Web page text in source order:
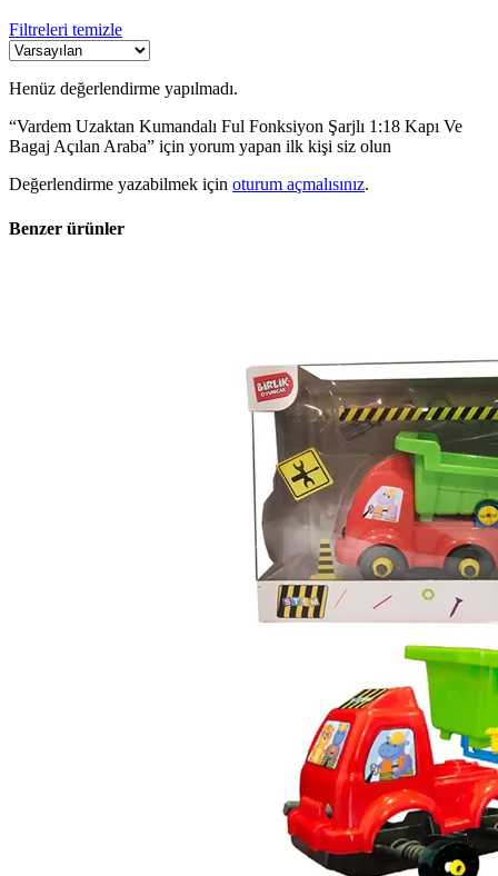
Filtreleri temizle
Henüz değerlendirme yapılmadı.
“Vardem Uzaktan Kumandalı Ful Fonksiyon Şarjlı 1:18 Kapı Ve
Bagaj Açılan Araba” için yorum yapan ilk kişi siz olun
Değerlendirme yazabilmek için oturum açmalısınız.
Benzer ürünler